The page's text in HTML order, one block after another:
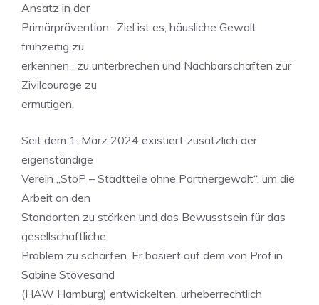
Ansatz in der
Primärprävention . Ziel ist es, häusliche Gewalt
frühzeitig zu
erkennen , zu unterbrechen und Nachbarschaften zur
Zivilcourage zu
ermutigen.
Seit dem 1. März 2024 existiert zusätzlich der
eigenständige
Verein „StoP – Stadtteile ohne Partnergewalt“, um die
Arbeit an den
Standorten zu stärken und das Bewusstsein für das
gesellschaftliche
Problem zu schärfen. Er basiert auf dem von Prof.in
Sabine Stövesand
(HAW Hamburg) entwickelten, urheberrechtlich